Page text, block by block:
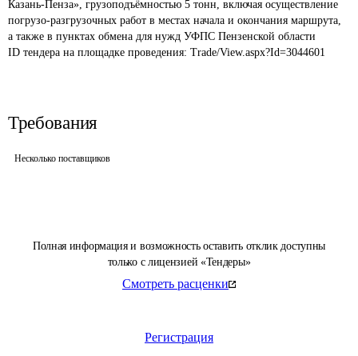
Полная информация и возможность оставить отклик доступны
только с лицензией «Тендеры»
Смотреть расценки
Регистрация
Казань-Пенза», грузоподъёмностью 5 тонн, включая осуществление
погрузо-разгрузочных работ в местах начала и окончания маршрута,
а также в пунктах обмена для нужд УФПС Пензенской области
ID тендера на площадке проведения: Trade/View.aspx?Id=3044601
Требования
Несколько поставщиков